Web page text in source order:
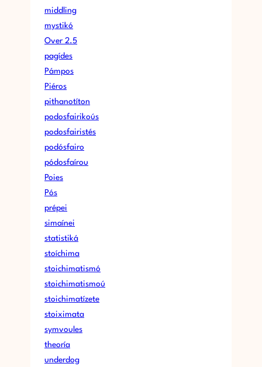
middling
mystikó
Over 2.5
pagídes
Pámpos
Piéros
pithanotíton
podosfairikoús
podosfairistés
podósfairo
pódosfaírou
Poies
Pós
prépei
simaínei
statistiká
stoíchima
stoichimatismó
stoichimatismoú
stoichimatízete
stoiximata
symvoules
theoría
underdog